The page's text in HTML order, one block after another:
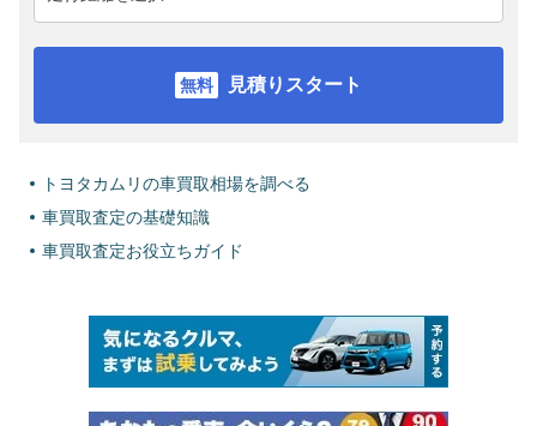
見積りスタート
トヨタカムリの車買取相場を調べる
車買取査定の基礎知識
車買取査定お役立ちガイド